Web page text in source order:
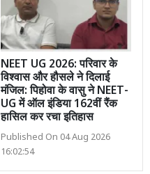
NEET UG 2026: परिवार के
विश्वास और हौसले ने दिलाई
मंजिल: पिहोवा के वासु ने NEET-
UG में ऑल इंडिया 162वीं रैंक
हासिल कर रचा इतिहास
Published On 04 Aug 2026
16:02:54